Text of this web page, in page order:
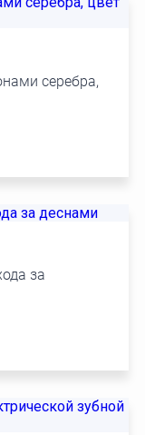
серебра,
за